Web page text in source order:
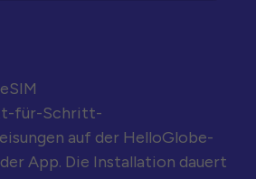
für-Schritt-
auf der HelloGlobe-
App. Die Installation dauert